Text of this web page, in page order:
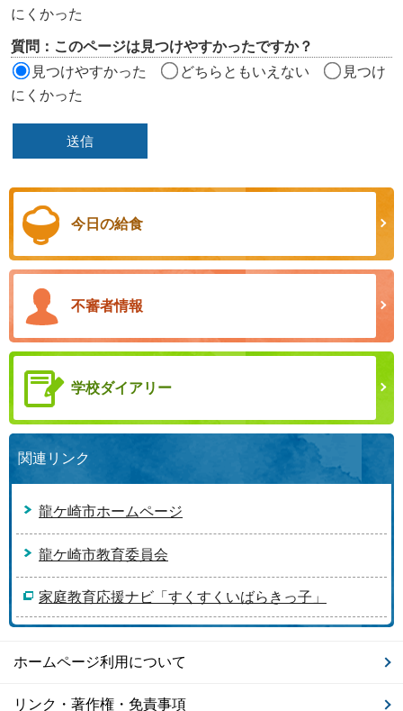
にくかった
質問：このページは見つけやすかったですか？
見つけやすかった
どちらともいえない
見つけ
にくかった
今日の給食
不審者情報
学校ダイアリー
関連リンク
龍ケ崎市ホームページ
龍ケ崎市教育委員会
家庭教育応援ナビ「すくすくいばらきっ子」
ホームページ利用について
リンク・著作権・免責事項